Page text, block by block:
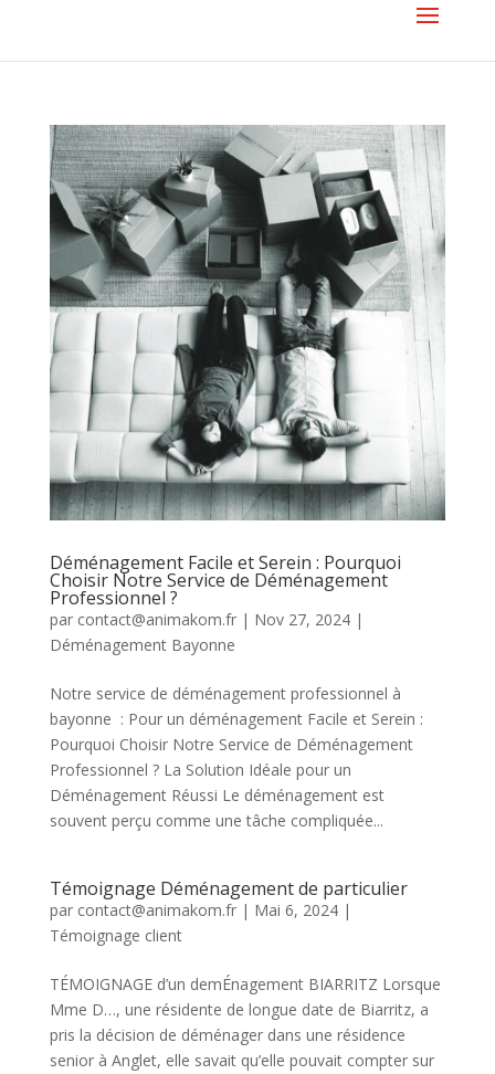
Déménagement Facile et Serein : Pourquoi
Choisir Notre Service de Déménagement
Professionnel ?
par contact@animakom.fr| Nov 27, 2024|
Déménagement Bayonne
Notre service de déménagement professionnel à
bayonne : Pour un déménagement Facile et Serein :
Pourquoi Choisir Notre Service de Déménagement
Professionnel ? La Solution Idéale pour un
Déménagement Réussi Le déménagement est
souvent perçu comme une tâche compliquée...
Témoignage Déménagement de particulier
par contact@animakom.fr| Mai 6, 2024|
Témoignage client
TÉMOIGNAGE d’un demÉnagement BIARRITZ Lorsque
Mme D…, une résidente de longue date de Biarritz, a
pris la décision de déménager dans une résidence
senior à Anglet, elle savait qu’elle pouvait compter sur